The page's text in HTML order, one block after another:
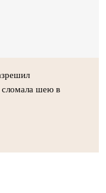
шею в